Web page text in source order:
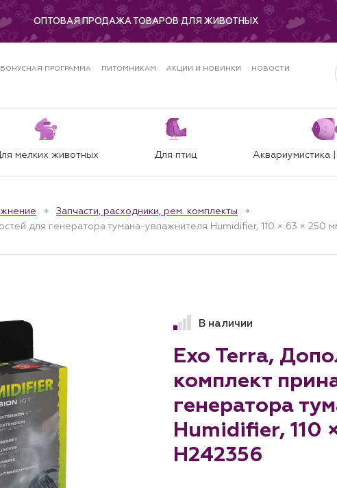
ОПТОВАЯ ПРОДАЖА ТОВАРОВ ДЛЯ ЖИВОТНЫХ
БОНУСНАЯ ПРОГРАММА ПИТОМНИКАМ АКЦИИ И НОВИНКИ
НОВОСТИ
мелких животных Для птиц
Запчасти, расходники, рем. комплекты
для генератора тумана-увлажнителя Humidifier, 110 × 63 × 250
В наличии
Exo Terra,
комплект
генератора
Humidifier, 110
H242356